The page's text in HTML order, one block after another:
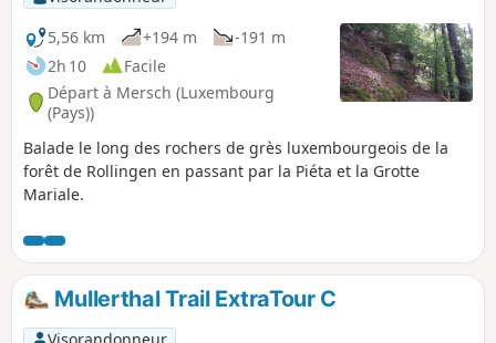
5,56 km
+194 m
-191 m
2h 10
Facile
Départ à Mersch (Luxembourg
(Pays))
Balade le long des rochers de grès luxembourgeois de la
forêt de Rollingen en passant par la Piéta et la Grotte
Mariale.
Mullerthal Trail ExtraTour C